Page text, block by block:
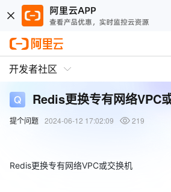
开发者社区
Redis更换专有网络VPC
提个问题 2024-06-12 17:02:09
219
Redis更换专有网络VPC或交换机